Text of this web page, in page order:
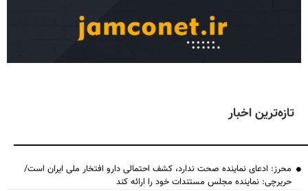
تازه‌ترین اخبار
محرز: ادعای نماینده صحت ندارد، کشف احتمالی دارو افتخار ملی ایران است/
حریرچی: نماینده مجلس مستندات خود را ارائه کند